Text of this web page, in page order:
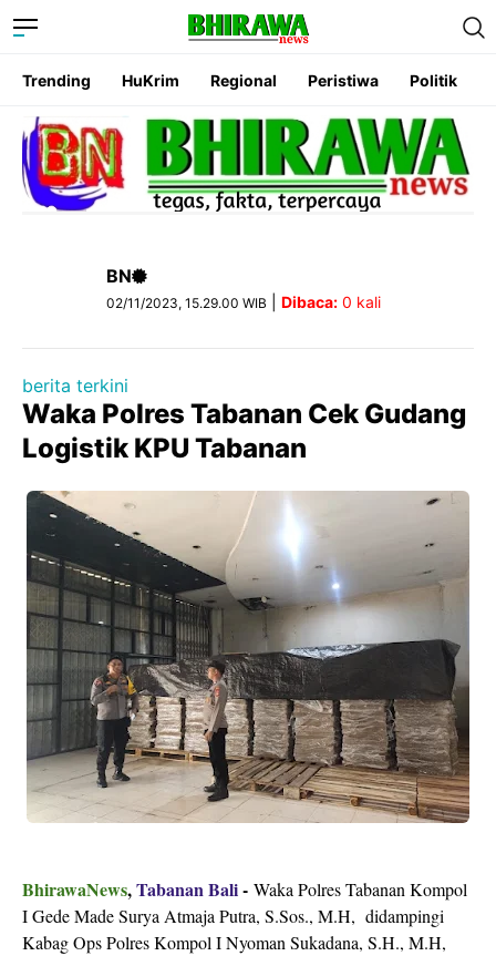
Trending HuKrim Regional Peristiwa Politik
BN
02/11/2023, 15.29.00 WIB Dibaca: 0 kali
berita terkini
Waka Polres Tabanan Cek Gudang
Logistik KPU Tabanan
BhirawaNews,Tabanan Bali- Waka Polres Tabanan Kompol
I Gede Made Surya Atmaja Putra, S.Sos., M.H, didampingi
Kabag Ops Polres Kompol I Nyoman Sukadana, S.H., M.H,